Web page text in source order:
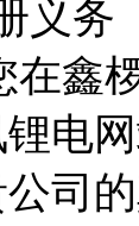
义务
鑫椤
电
司